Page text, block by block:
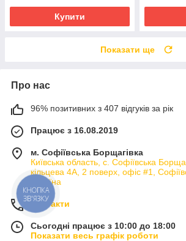
Купити
Показати ще
Про нас
96% позитивних з 407 відгуків за рік
Працює з 16.08.2019
м. Софіївська Борщагівка
Київська область, с. Софіївська
кільцева 4А, 2 поверх, офіс #1,
Україна
Контакти
Сьогодні працює з 10:00 до 18:00
Показати весь графік роботи
КНОПКА
ЗВ'ЯЗКУ